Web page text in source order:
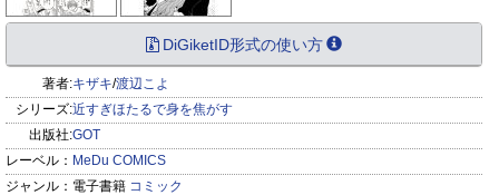
DiGiketID形式の使い方
著者:キザキ/渡辺こよ
シリーズ:近すぎほたるで身を焦がす
出版社:GOT
レーベル： MeDu COMICS
ジャンル： 電子書籍 コミック